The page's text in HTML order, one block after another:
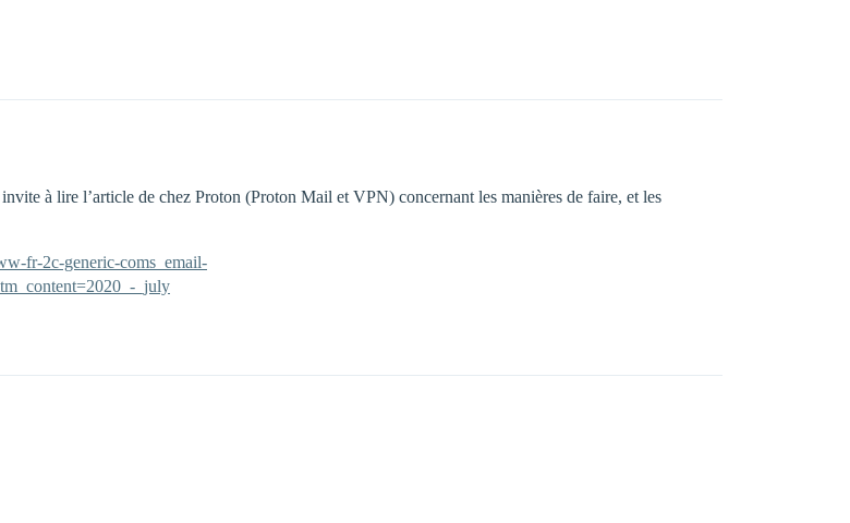
à lire l’article de chez Proton (Proton Mail et VPN) concernant les manières de faire, et les
fr-2c-generic-coms_email-
_july